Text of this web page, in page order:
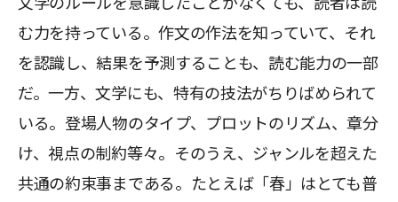
む力を持っている。作文の作法を知っていて、それ
を認識し、結果を予測することも、読む能力の一部
だ。一方、文学にも、特有の技法がちりばめられて
いる。登場人物のタイプ、プロットのリズム、章分
け、視点の制約等々。そのうえ、ジャンルを超えた
共通の約束事まである。たとえば「春」はとても普